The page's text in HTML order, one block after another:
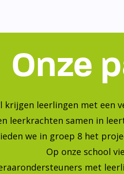
onze
Blijf op de hoogte van de